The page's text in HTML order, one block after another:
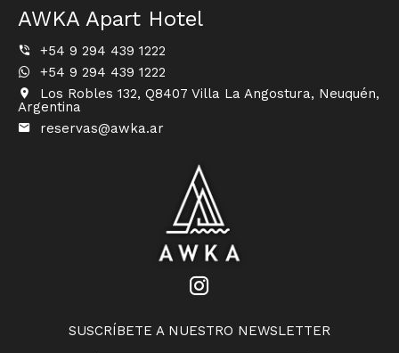
AWKA Apart Hotel
+54 9 294 439 1222
+54 9 294 439 1222
Los Robles 132, Q8407 Villa La Angostura, Neuquén,
Argentina
reservas@awka.ar
SUSCRÍBETE A NUESTRO NEWSLETTER